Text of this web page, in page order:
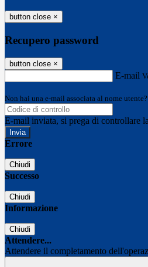
button close ×
Recupero password
button close ×
E-mail
Non hai una e-mail associata al nome
E-mail inviata, si prega di controllare
Errore
Chiudi
Successo
Chiudi
Informazione
Chiudi
Attendere...
Attendere il completamento